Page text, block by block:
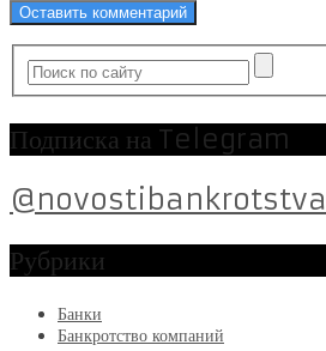
Подписка на Telegram
@novostibankrotstva
Рубрики
Банки
Банкротство компаний